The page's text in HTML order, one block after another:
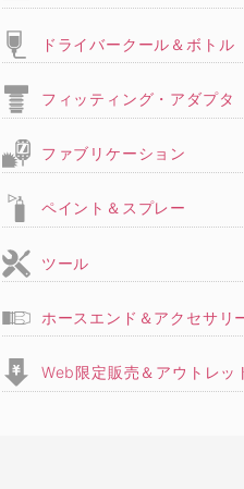
ドライバークール＆ボトル
フィッティング・アダプタ
ファブリケーション
ペイント＆スプレー
ツール
ホースエンド＆アクセサリ
Web限定販売＆アウトレッ